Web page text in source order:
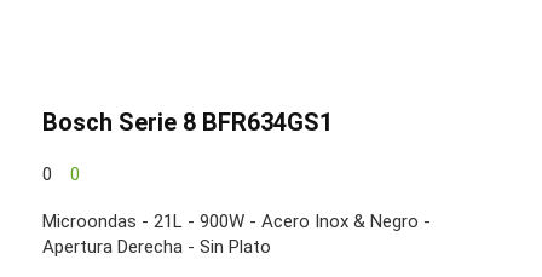
Bosch Serie 8 BFR634GS1
0 0
Microondas - 21L - 900W - Acero Inox & Negro -
Apertura Derecha - Sin Plato